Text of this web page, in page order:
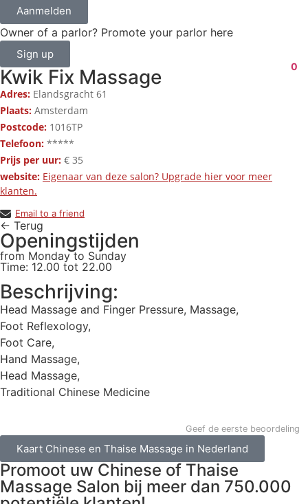
Aanmelden
Owner of a parlor? Promote your parlor here
Sign up
Kwik Fix Massage 0
Adres: Elandsgracht 61
Plaats: Amsterdam
Postcode: 1016TP
Telefoon: *****
Prijs per uur: € 35
website: Eigenaar van deze salon? Upgrade hier voor meer
klanten.
Email to a friend
← Terug
Openingstijden
from Monday to Sunday
Time: 12.00 tot 22.00
Beschrijving:
Head Massage and Finger Pressure, Massage,
Foot Reflexology,
Foot Care,
Hand Massage,
Head Massage,
Traditional Chinese Medicine
Geef de eerste beoordeling
Kaart Chinese en Thaise Massage in Nederland
Promoot uw Chinese of Thaise
Massage Salon bij meer dan 750.000